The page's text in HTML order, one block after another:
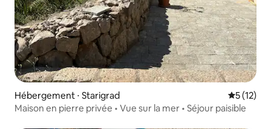
Hébergement ⋅ Starigrad
5 (12)
Maison en pierre privée • Vue sur la mer • Séjour paisible